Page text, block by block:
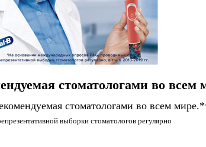
стоматологами во всем
стоматологами во всем мире.*
выборки стоматологов регулярно